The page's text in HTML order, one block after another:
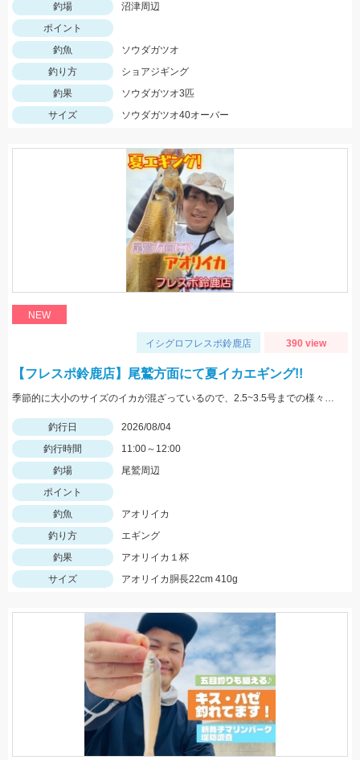
釣場
沼津周辺
ポイント
釣魚
ソウダガツオ
釣り方
ショアジギング
釣果
ソウダガツオ3匹
サイズ
ソウダガツオ40オーバー
NEW
イシグロフレスポ鈴鹿店 390 view
【フレスポ鈴鹿店】尾鷲方面にて夏イカエギング!!
季節的に大小のサイズのイカが混ざっているので、2.5~3.5号までの様々なサイズを持っていきましょう!!
釣行日
2026/08/04
釣行時間
11:00～12:00
釣場
尾鷲周辺
ポイント
釣魚
アオリイカ
釣り方
エギング
釣果
アオリイカ１杯
サイズ
アオリイカ胴長22cm 410g